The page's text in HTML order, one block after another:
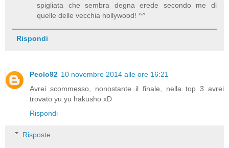
spigliata che sembra degna erede secondo me di
quelle delle vecchia hollywood! ^^
Rispondi
Peolo92 10 novembre 2014 alle ore 16:21
Avrei scommesso, nonostante il finale, nella top 3 avrei
trovato yu yu hakusho xD
Rispondi
Risposte